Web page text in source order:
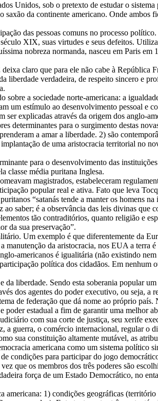
Unidos, sob o pretexto de estudar o
da continente americano. Onde ambos
das pessoas comuns no processo
XIX, suas virtudes e seus defeitos.
nobreza normanda, nasceu em Paris
claro que para ele não cabe à República
liberdade verdadeira, de respeito sincero e
a sociedade norte-americana: a
um estímulo ao desenvolvimento pessoal e
explicadas através da origem dos anglo-
determinantes para o surgimento destas
a amar a liberdade. 2) são
de uma aristocracia territorial no
para o desenvolvimento das
classe média puritana Inglesa.
magistrados, estabeleceram
popular real e ativa. Fato que leva
“satanás tende a manter os homens
saber; é a observância das leis divinas que
tão contraditórios, quanto religião e
da sua preservação”.
Um exemplo é que diferentemente da
da aristocracia, nos EUA a terra
americanos é igualitária (não existindo
política dos cidadãos. Em
liberdade. Sendo esta soberania popular
dos agentes do poder executivo, ou seja,
de federação que dá nome ao próprio país.
estadual a fim de garantir uma melhor
com sua corte de justiça, seu xerife
a guerra, o comércio internacional, regular o
sua constituição altamente mutável, as
americana como um sistema
condições para participar do jogo
que os membros dos três poderes são
força de um Estado Democrático, no
1) condições geográficas